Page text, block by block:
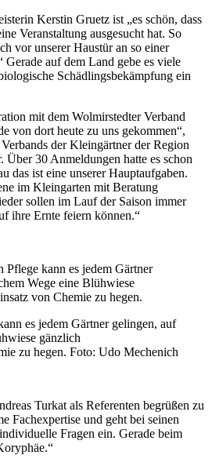
Kerstin Gruetz ist „es schön, dass
Veranstaltung ausgesucht hat. So
vor unserer Haustür an so einer
auf dem Land gebe es viele
Schädlingsbekämpfung ein
mit dem Wolmirstedter Verband
von dort heute zu uns gekommen“,
der Kleingärtner der Region
Über 30 Anmeldungen hatte es schon
das ist eine unserer Hauptaufgaben.
im Kleingarten mit Beratung
sollen im Lauf der Saison immer
ihre Ernte feiern können.“
es jedem Gärtner gelingen, auf
gänzlich
zu hegen. Foto: Udo Mechenich
Turkat als Referenten begrüßen zu
Fachexpertise und geht bei seinen
Fragen ein. Gerade beim